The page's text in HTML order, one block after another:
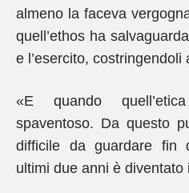
almeno la faceva
quell’ethos ha
e l’esercito, costringendoli
«E quando
spaventoso. Da questo
difficile da guardare fin
ultimi due anni è